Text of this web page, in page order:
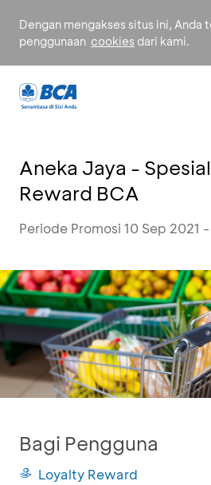
Dengan mengakses situs ini, Anda
penggunaan cookies dari kami.
Aneka Jaya -
Reward BCA
Periode Promosi 10 Sep 2021
Bagi Pengguna
Loyalty Reward